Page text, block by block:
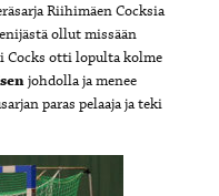
Riihimäen Cocksia
ollut missään
Cocks otti lopulta kolme
johdolla ja menee
paras pelaaja ja teki